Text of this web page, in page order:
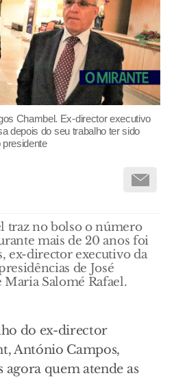
Chambel. Ex-director executivo
depois do seu trabalho ter sido
traz no bolso o número
mais de 20 anos foi
ex-director executivo da
de José
Salomé Rafael.
do ex-director
António Campos,
quem atende as